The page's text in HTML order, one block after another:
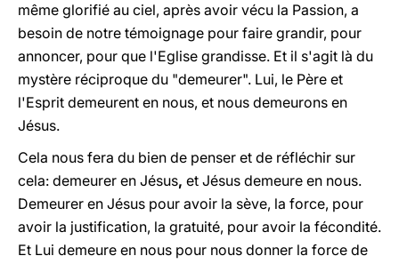
même glorifié au ciel, après avoir vécu la Passion, a
besoin de notre témoignage pour faire grandir, pour
annoncer, pour que l'Eglise grandisse. Et il s'agit là du
mystère réciproque du "demeurer". Lui, le Père et
l'Esprit demeurent en nous, et nous demeurons en
Jésus.
Cela nous fera du bien de penser et de réfléchir sur
cela: demeurer en Jésus, et Jésus demeure en nous.
Demeurer en Jésus pour avoir la sève, la force, pour
avoir la justification, la gratuité, pour avoir la fécondité.
Et Lui demeure en nous pour nous donner la force de